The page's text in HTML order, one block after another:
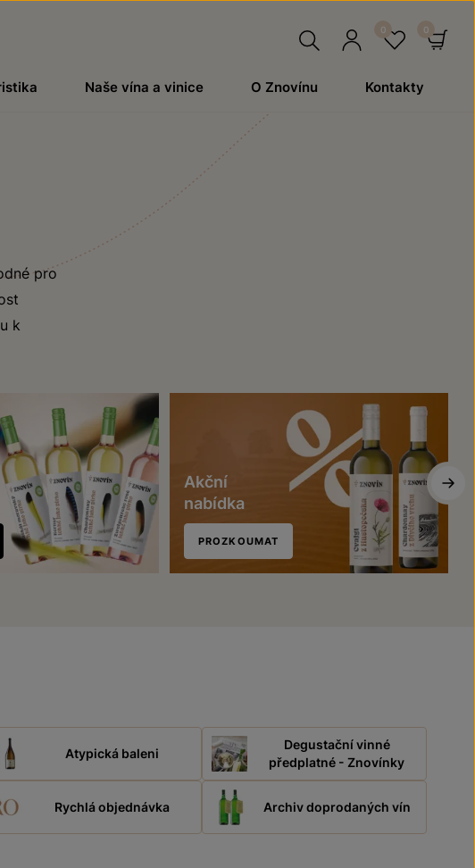
Naše vína a vinice O Znovínu Kontakty
pro
k
Akční
nabídka
PROZKOUMAT
Atypická baleni
Degustační vinné
předplatné - Znovínky
Rychlá objednávka Archiv doprodaných vín